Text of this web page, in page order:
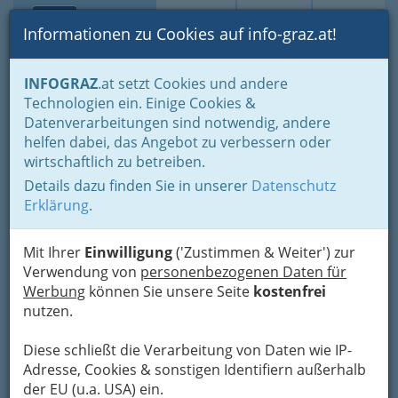
Suche Login Toggle
Informationen zu Cookies auf info-graz.at!
INFOGRAZ.at setzt Cookies und andere
Technologien ein. Einige Cookies &
Datenverarbeitungen sind notwendig, andere
helfen dabei, das Angebot zu verbessern oder
wirtschaftlich zu betreiben.
Details dazu finden Sie in unserer Datenschutz
Erklärung.
Mit Ihrer Einwilligung('Zustimmen & Weiter') zur
Verwendung von personenbezogenen Daten für
Werbung können Sie unsere Seite kostenfrei
nutzen.
Diese schließt die Verarbeitung von Daten wie IP-
Adresse, Cookies & sonstigen Identifiern außerhalb
der EU (u.a. USA) ein.
Home Fotos
Nach Locations gruppiert
'Hin & Wider' - Theatercafe
Eddie Luis und die
Gnadenlosen
Previous